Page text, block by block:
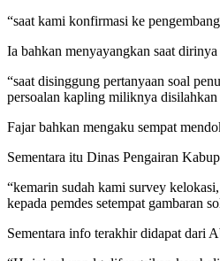
“saat kami konfirmasi ke
Ia bahkan menyayangkan saat
“saat disinggung pertanyaan soal
persoalan kapling miliknya disilahkan
Fajar bahkan mengaku sempat
Sementara itu Dinas Pengairan
“kemarin sudah kami survey
kepada pemdes setempat gambaran
Sementara info terakhir didapat dari